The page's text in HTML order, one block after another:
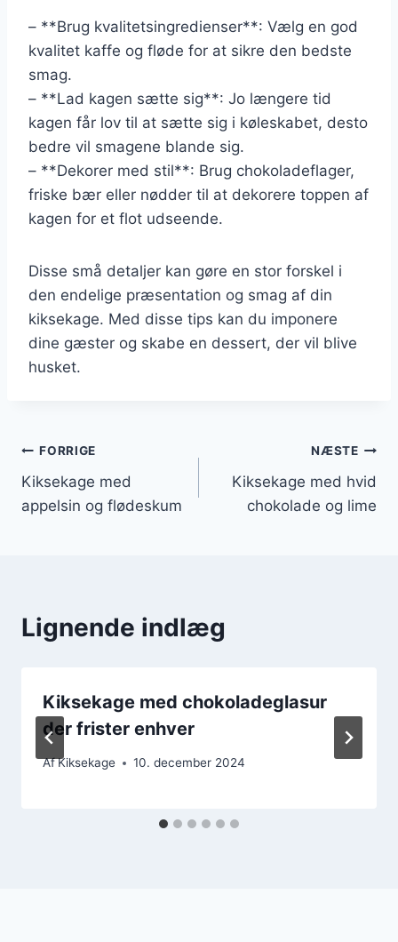
– **Brug kvalitetsingredienser**: Vælg en god
kvalitet kaffe og fløde for at sikre den bedste
smag.
– **Lad kagen sætte sig**: Jo længere tid
kagen får lov til at sætte sig i køleskabet, desto
bedre vil smagene blande sig.
– **Dekorer med stil**: Brug chokoladeflager,
friske bær eller nødder til at dekorere toppen af
kagen for et flot udseende.
Disse små detaljer kan gøre en stor forskel i
den endelige præsentation og smag af din
kiksekage. Med disse tips kan du imponere
dine gæster og skabe en dessert, der vil blive
husket.
Indlægsnavigation
FORRIGE
Kiksekage med
appelsin og flødeskum
NÆSTE
Kiksekage med hvid
chokolade og lime
Lignende indlæg
Kiksekage med chokoladeglasur
der frister enhver
AfKiksekage 10. december 2024